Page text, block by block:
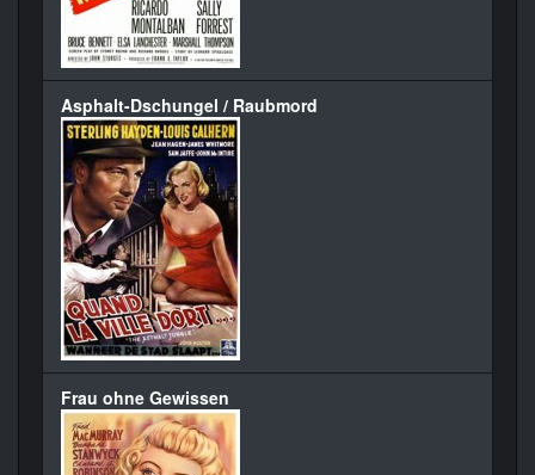
Asphalt-Dschungel / Raubmord
Frau ohne Gewissen